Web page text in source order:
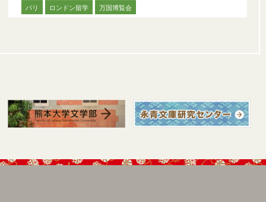
パリ ロンドン留学 万国博覧会